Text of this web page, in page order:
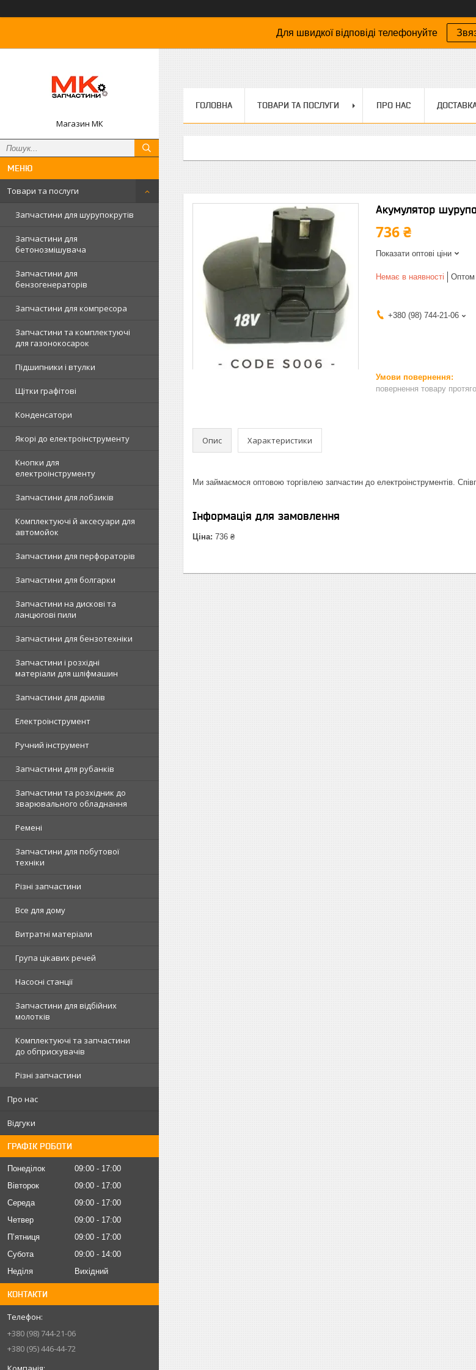
Для швидкої відповіді телефонуйте
Магазин МК
Товари та послуги
Запчастини для шурупокрутів
Запчастини для
бетонозмішувача
Запчастини для
бензогенераторів
Запчастини для компресора
Запчастини та комплектуючі
для газонокосарок
Підшипники і втулки
Щітки графітові
Конденсатори
Якорі до електроінструменту
Кнопки для
електроінструменту
Запчастини для лобзиків
Комплектуючі й аксесуари для
автомойок
Запчастини для перфораторів
Запчастини для болгарки
Запчастини на дискові та
ланцюгові пили
Запчастини для бензотехніки
Запчастини і розхідні
матеріали для шліфмашин
Запчастини для дрилів
Електроінструмент
Ручний інструмент
Запчастини для рубанків
Запчастини та розхідник до
зварювального обладнання
Ремені
Запчастини для побутової
техніки
Різні запчастини
Все для дому
Витратні матеріали
Група цікавих речей
Насосні станції
Запчастини для відбійних
молотків
Комплектуючі та запчастини
до обприскувачів
Різні запчастини
Про нас
Відгуки
ГРАФІК РОБОТИ
Понеділок 09:00
17:00
Вівторок
09:00
17:00
Середа
09:00
17:00
Четвер
09:00
17:00
Пʼятниця
09:00
17:00
Субота
09:00
14:00
Неділя
Вихідний
КОНТАКТИ
+380 (98) 744-21-06
+380 (95) 446-44-72
ГОЛОВНА ТОВАРИ ТА ПОСЛУГИ ПРО НАС
Акумулятор
736 ₴
Показати оптові ціни
Немає в наявності Оптом
+380 (98) 744-21-06
повернення товару
Опис Характеристики
Ми займаємося оптовою торгівлею запчастин до електроінструментів.
Інформація для замовлення
Ціна: 736 ₴